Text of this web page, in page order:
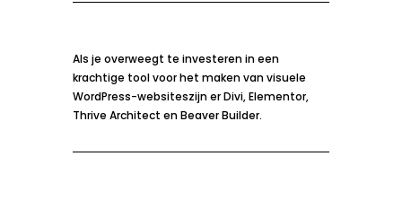
Als je overweegt te investeren in een
krachtige tool voor het maken van visuele
WordPress-websiteszijn er Divi, Elementor,
Thrive Architect en Beaver Builder.